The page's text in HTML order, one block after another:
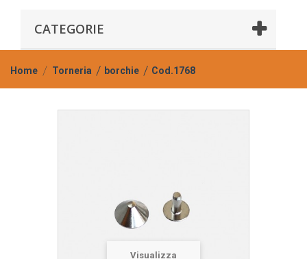
CATEGORIE
Home Torneria borchie Cod.1768
Visualizza